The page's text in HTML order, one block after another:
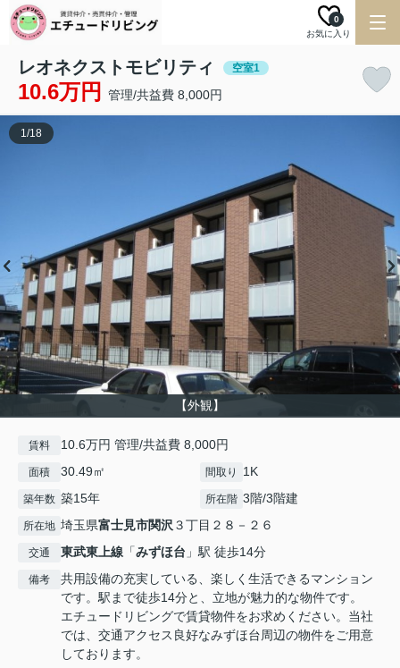
お気に入り
0
レオネクストモビリティ 空室1
10.6万円 管理/共益費 8,000円
【外観】
1/18
賃料 10.6万円 管理/共益費 8,000円
面積 30.49㎡ 間取り 1K
築年数 築15年 所在階 3階/3階建
所在地 埼玉県富士見市関沢３丁目２８－２６
交通 東武東上線 「みずほ台 」駅 徒歩14分
備考
共用設備の充実している、楽しく生活できるマンション
です。駅まで徒歩14分と、立地が魅力的な物件です。
エチュードリビングで賃貸物件をお求めください。当社
では、交通アクセス良好なみずほ台周辺の物件をご用意
しております。